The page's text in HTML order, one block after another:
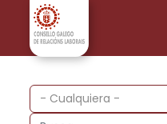
Pasar al contenido principal